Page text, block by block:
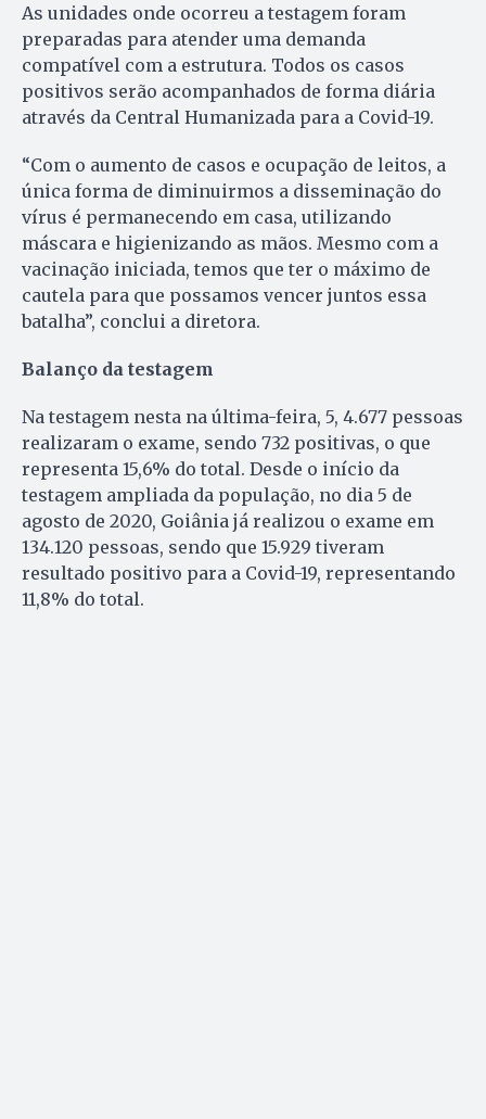
As unidades onde ocorreu a testagem foram
preparadas para atender uma demanda
compatível com a estrutura. Todos os casos
positivos serão acompanhados de forma diária
através da Central Humanizada para a Covid-19.
“Com o aumento de casos e ocupação de leitos, a
única forma de diminuirmos a disseminação do
vírus é permanecendo em casa, utilizando
máscara e higienizando as mãos. Mesmo com a
vacinação iniciada, temos que ter o máximo de
cautela para que possamos vencer juntos essa
batalha”, conclui a diretora.
Balanço da testagem
Na testagem nesta na última-feira, 5, 4.677 pessoas
realizaram o exame, sendo 732 positivas, o que
representa 15,6% do total. Desde o início da
testagem ampliada da população, no dia 5 de
agosto de 2020, Goiânia já realizou o exame em
134.120 pessoas, sendo que 15.929 tiveram
resultado positivo para a Covid-19, representando
11,8% do total.